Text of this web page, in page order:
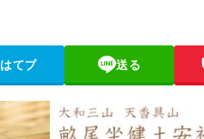
はてブ 送る